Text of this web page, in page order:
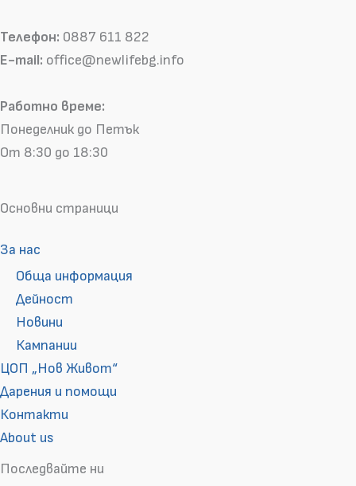
Телефон: 0887 611 822
E-mail: office@newlifebg.info
Работно време:
Понеделник до Петък
От 8:30 до 18:30
Основни страници
За нас
Обща информация
Дейност
Новини
Кампании
ЦОП „Нов Живот“
Дарения и помощи
Контакти
About us
Последвайте ни